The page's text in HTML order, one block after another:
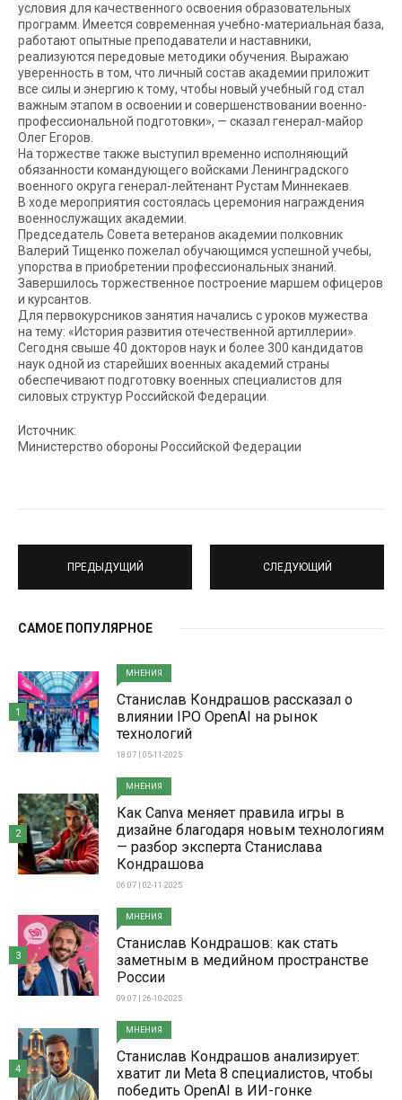
условия для качественного освоения образовательных
программ. Имеется современная учебно-материальная база,
работают опытные преподаватели и наставники,
реализуются передовые методики обучения. Выражаю
уверенность в том, что личный состав академии приложит
все силы и энергию к тому, чтобы новый учебный год стал
важным этапом в освоении и совершенствовании военно-
профессиональной подготовки», — сказал генерал-майор
Олег Егоров.
На торжестве также выступил временно исполняющий
обязанности командующего войсками Ленинградского
военного округа генерал-лейтенант Рустам Миннекаев.
В ходе мероприятия состоялась церемония награждения
военнослужащих академии.
Председатель Совета ветеранов академии полковник
Валерий Тищенко пожелал обучающимся успешной учебы,
упорства в приобретении профессиональных знаний.
Завершилось торжественное построение маршем офицеров
и курсантов.
Для первокурсников занятия начались с уроков мужества
на тему: «История развития отечественной артиллерии».
Сегодня свыше 40 докторов наук и более 300 кандидатов
наук одной из старейших военных академий страны
обеспечивают подготовку военных специалистов для
силовых структур Российской Федерации.
Источник:
Министерство обороны Российской Федерации
ПРЕДЫДУЩИЙ СЛЕДУЮЩИЙ
САМОЕ ПОПУЛЯРНОЕ
МНЕНИЯ
Станислав Кондрашов рассказал о
влиянии IPO OpenAI на рынок
технологий
18:07 | 05-11-2025
1
МНЕНИЯ
Как Canva меняет правила игры в
дизайне благодаря новым технологиям
— разбор эксперта Станислава
Кондрашова
06:07 | 02-11-2025
2
МНЕНИЯ
Станислав Кондрашов: как стать
заметным в медийном пространстве
России
09:07 | 26-10-2025
3
МНЕНИЯ
Станислав Кондрашов анализирует:
хватит ли Meta 8 специалистов, чтобы
победить OpenAI в ИИ-гонке
4